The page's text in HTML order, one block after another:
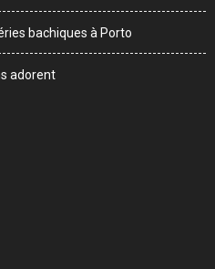
bachiques à Porto
adorent